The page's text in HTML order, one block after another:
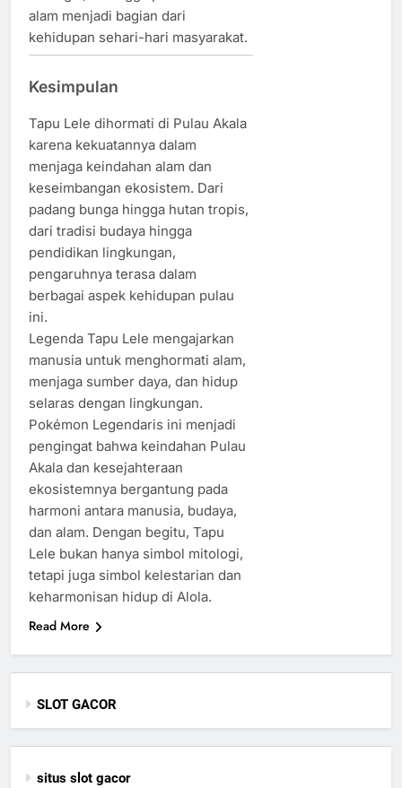
alam menjadi bagian dari
kehidupan sehari-hari masyarakat.
Kesimpulan
Tapu Lele dihormati di Pulau Akala
karena kekuatannya dalam
menjaga keindahan alam dan
keseimbangan ekosistem. Dari
padang bunga hingga hutan tropis,
dari tradisi budaya hingga
pendidikan lingkungan,
pengaruhnya terasa dalam
berbagai aspek kehidupan pulau
ini.
Legenda Tapu Lele mengajarkan
manusia untuk menghormati alam,
menjaga sumber daya, dan hidup
selaras dengan lingkungan.
Pokémon Legendaris ini menjadi
pengingat bahwa keindahan Pulau
Akala dan kesejahteraan
ekosistemnya bergantung pada
harmoni antara manusia, budaya,
dan alam. Dengan begitu, Tapu
Lele bukan hanya simbol mitologi,
tetapi juga simbol kelestarian dan
keharmonisan hidup di Alola.
Read More
SLOT GACOR
situs slot gacor